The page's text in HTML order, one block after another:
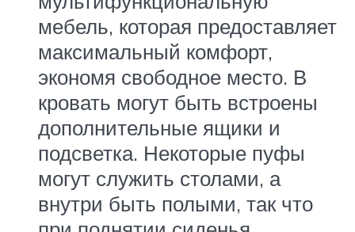
мебель, которая предоставляет
максимальный комфорт,
экономя свободное место. В
кровать могут быть встроены
дополнительные ящики и
подсветка. Некоторые пуфы
могут служить столами, а
внутри быть полыми, так что